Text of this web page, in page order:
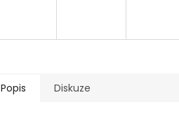
Popis Diskuze